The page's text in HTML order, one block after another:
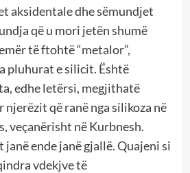
aksidentale dhe sëmundjet
që u mori jetën shumë
të ftohtë “metalor”,
pluhurat e silicit. Është
edhe letërsi, megjithatë
njerëzit që ranë nga silikoza në
veçanërisht në Kurbnesh.
ende janë gjallë. Quajeni si
vdekjve të